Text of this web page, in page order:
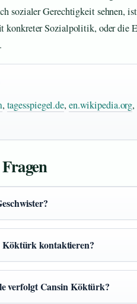
sozialer Gerechtigkeit sehnen,
konkreter Sozialpolitik, oder die
, tagesspiegel.de, en.wikipedia.org,
kontaktieren?
verfolgt Cansin Köktürk?